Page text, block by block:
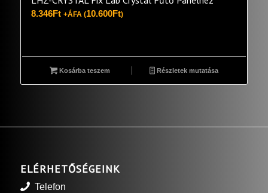
8.346Ft +ÁFA (10.600Ft)
Kosárba teszem Részletek mutatása
ELÉRHETŐSÉGEINK
Telefon